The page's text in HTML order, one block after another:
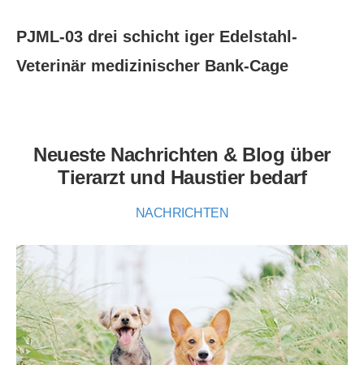
PJML-03 drei schicht iger Edelstahl-
Veterinär medizinischer Bank-Cage
Neueste Nachrichten & Blog über
Tierarzt und Haustier bedarf
NACHRICHTEN